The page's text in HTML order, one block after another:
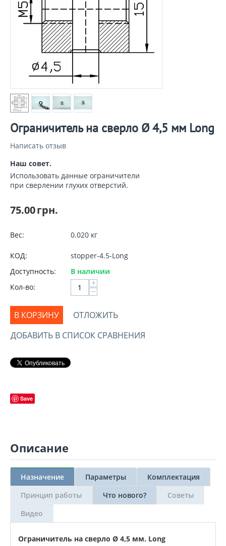
Ограничитель на сверло Ø 4,5 мм Long
Написать отзыв
Наш совет.
Использовать данные ограничители
при сверлении глухих отверстий.
75.00грн.
Вес: 0.020 кг
КОД:
stopper-4.5-Long
Доступность:
В наличии
Кол-во:
+
−
В КОРЗИНУ
ОТЛОЖИТЬ
ДОБАВИТЬ В СПИСОК СРАВНЕНИЯ
Save
Описание
Назначение Параметры
Комплектация
Принцип работы
Что нового?
Советы
Видео
Ограничитель на сверло Ø 4,5 мм. Long